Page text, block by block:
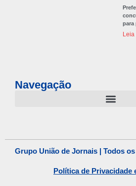
para
Leia
Navegação
Grupo União de Jornais | Todos
Política de Privacidade